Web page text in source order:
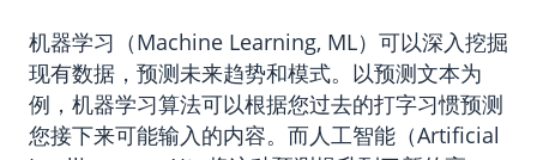
机器学习（Machine Learning, ML）可以深入挖掘
现有数据，预测未来趋势和模式。以预测文本为
例，机器学习算法可以根据您过去的打字习惯预测
您接下来可能输入的内容。而人工智能（Artificial